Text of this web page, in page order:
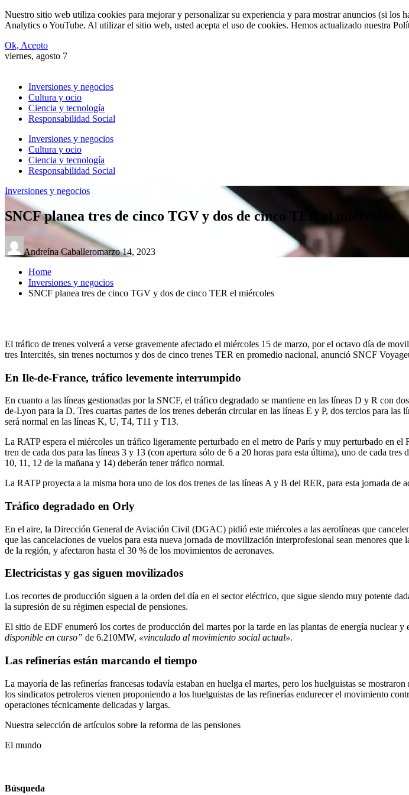
Nuestro sitio web utiliza cookies para mejorar y personalizar su experiencia y para mostrar anuncios (si
Analytics o YouTube. Al utilizar el sitio web, usted acepta el uso de cookies. Hemos actualizado nuestra
Ok, Acepto
viernes, agosto 7
Inversiones y negocios
Cultura y ocio
Ciencia y tecnología
Responsabilidad Social
Inversiones y negocios
Cultura y ocio
Ciencia y tecnología
Responsabilidad Social
Inversiones y negocios
SNCF planea tres de cinco TGV y dos de cinco TER el miércoles
Andreína Caballeromarzo 14, 2023
Home
Inversiones y negocios
SNCF planea tres de cinco TGV y dos de cinco TER el miércoles
El tráfico de trenes volverá a verse gravemente afectado el miércoles 15 de marzo, por el octavo día de
tres Intercités, sin trenes nocturnos y dos de cinco trenes TER en promedio nacional, anunció SNCF
En Ile-de-France, tráfico levemente interrumpido
En cuanto a las líneas gestionadas por la SNCF, el tráfico degradado se mantiene en las líneas D y R con
de-Lyon para la D. Tres cuartas partes de los trenes deberán circular en las líneas E y P, dos tercios para
será normal en las líneas K, U, T4, T11 y T13.
La RATP espera el miércoles un tráfico ligeramente perturbado en el metro de París y muy perturbado en
tren de cada dos para las líneas 3 y 13 (con apertura sólo de 6 a 20 horas para esta última), uno de cada
10, 11, 12 de la mañana y 14) deberán tener tráfico normal.
La RATP proyecta a la misma hora uno de los dos trenes de las líneas A y B del RER, para esta jornada
Tráfico degradado en Orly
En el aire, la Dirección General de Aviación Civil (DGAC) pidió este miércoles a las aerolíneas que
que las cancelaciones de vuelos para esta nueva jornada de movilización interprofesional sean menores
de la región, y afectaron hasta el 30 % de los movimientos de aeronaves.
Electricistas y gas siguen movilizados
Los recortes de producción siguen a la orden del día en el sector eléctrico, que sigue siendo muy potente
la supresión de su régimen especial de pensiones.
El sitio de EDF enumeró los cortes de producción del martes por la tarde en las plantas de energía nuclear
disponible en curso” de 6.210MW, «vinculado al movimiento social actual».
Las refinerías están marcando el tiempo
La mayoría de las refinerías francesas todavía estaban en huelga el martes, pero los huelguistas se
los sindicatos petroleros vienen proponiendo a los huelguistas de las refinerías endurecer el movimiento
operaciones técnicamente delicadas y largas.
Nuestra selección de artículos sobre la reforma de las pensiones
El mundo
Búsqueda